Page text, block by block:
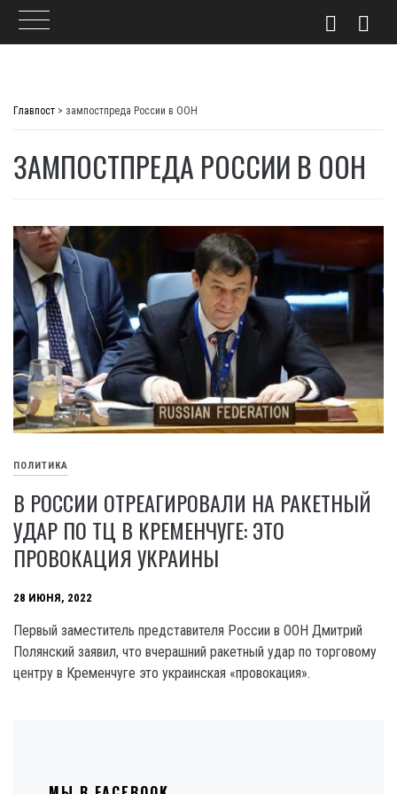
Главпост > зампостпреда России в ООН
ЗАМПОСТПРЕДА РОССИИ В ООН
ПОЛИТИКА
В РОССИИ ОТРЕАГИРОВАЛИ НА РАКЕТНЫЙ
УДАР ПО ТЦ В КРЕМЕНЧУГЕ: ЭТО
ПРОВОКАЦИЯ УКРАИНЫ
28 ИЮНЯ, 2022
Первый заместитель представителя России в ООН Дмитрий
Полянский заявил, что вчерашний ракетный удар по торговому
центру в Кременчуге это украинская «провокация».